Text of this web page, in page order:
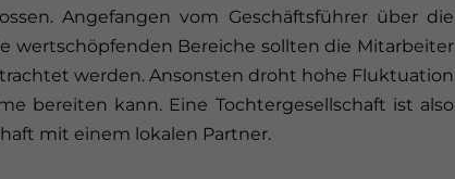
Angefangen vom Geschäftsführer über die
wertschöpfenden Bereiche sollten die Mitarbeiter
werden. Ansonsten droht hohe Fluktuation
bereiten kann. Eine Tochtergesellschaft ist also
mit einem lokalen Partner.